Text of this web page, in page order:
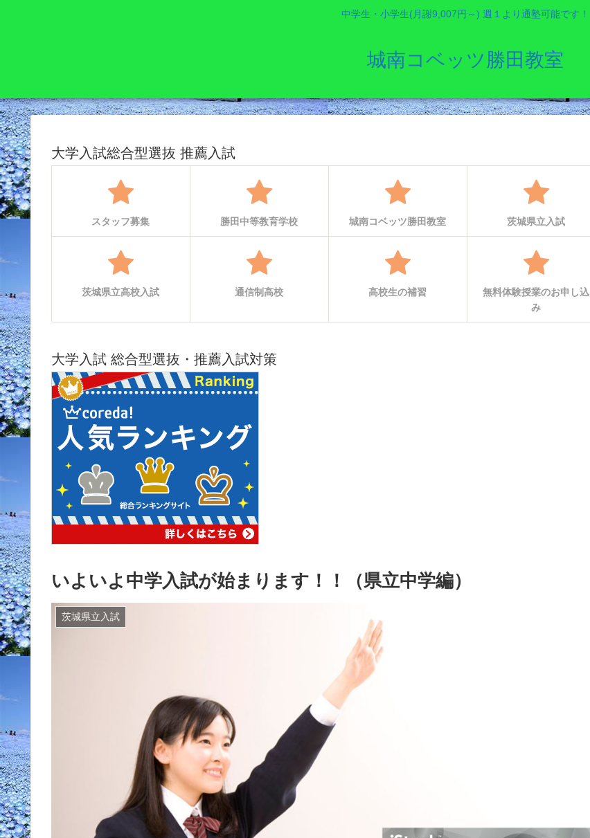
中学生・小学生(月謝9,007円～) 週１より通塾可能です！
城南コベッツ勝田教室
大学入試総合型選抜 推薦入試
スタッフ募集 勝田中等教育学校 城南コベッツ勝田教室 茨城県立入試
茨城県立高校入試 通信制高校 高校生の補習
無料体験授業のお申し込
み
大学入試 総合型選抜・推薦入試対策
いよいよ中学入試が始まります！！（県立中学編）
茨城県立入試